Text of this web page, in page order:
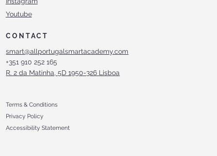
Youtube
CONTACT
smart@allportugalsmartacademy.com
+351 910 252 165
R. 2 da Matinha, 5D 1950-326 Lisboa
Terms & Conditions
Privacy Policy
Accessibility Statement